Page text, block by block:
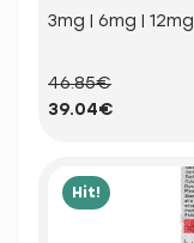
3mg | 6mg | 12mg
46.85€
39.04€
Hit!